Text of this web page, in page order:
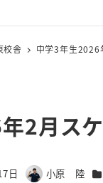
校舎 中学3年生2026
2月ス
日 小原 陸